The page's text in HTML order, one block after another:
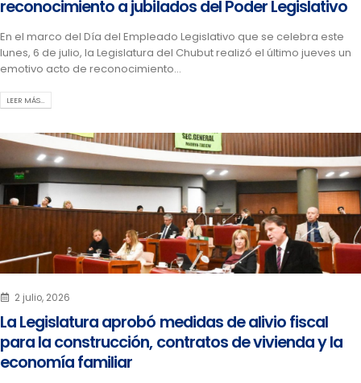
reconocimiento a jubilados del Poder Legislativo
En el marco del Día del Empleado Legislativo que se celebra este
lunes, 6 de julio, la Legislatura del Chubut realizó el último jueves un
emotivo acto de reconocimiento...
LEER MÁS…
2 julio, 2026
La Legislatura aprobó medidas de alivio fiscal
para la construcción, contratos de vivienda y la
economía familiar